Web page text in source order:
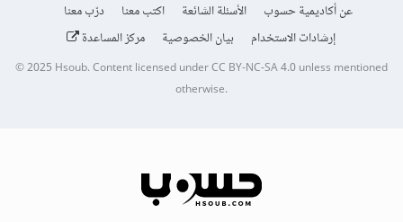
عن أكاديمية حسوب الأسئلة الشائعة اكتب معنا
درّب معنا
إرشادات الاستخدام
بيان الخصوصية مركز المساعدة
© 2025Hsoub.Content licensed underCC BY-NC-SA 4.0unless mentioned
otherwise.